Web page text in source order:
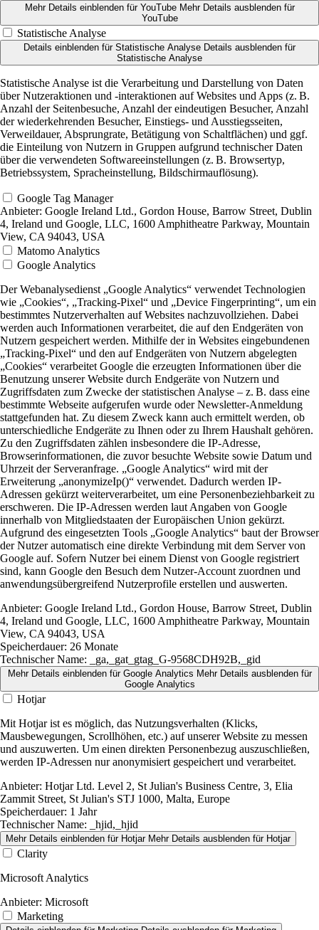
Mehr Details einblendenfür YouTube Mehr Details ausblendenfür
YouTube
Statistische Analyse
Details einblenden für Statistische Analyse Details ausblenden für
Statistische Analyse
Statistische Analyse ist die Verarbeitung und Darstellung von Daten
über Nutzeraktionen und -interaktionen auf Websites und Apps (z. B.
Anzahl der Seitenbesuche, Anzahl der eindeutigen Besucher, Anzahl
der wiederkehrenden Besucher, Einstiegs- und Ausstiegsseiten,
Verweildauer, Absprungrate, Betätigung von Schaltflächen) und ggf.
die Einteilung von Nutzern in Gruppen aufgrund technischer Daten
über die verwendeten Softwareeinstellungen (z. B. Browsertyp,
Betriebssystem, Spracheinstellung, Bildschirmauflösung).
Google Tag Manager
Anbieter: Google Ireland Ltd., Gordon House, Barrow Street, Dublin
4, Ireland und Google, LLC, 1600 Amphitheatre Parkway, Mountain
View, CA 94043, USA
Matomo Analytics
Google Analytics
Der Webanalysedienst „Google Analytics“ verwendet Technologien
wie „Cookies“, „Tracking-Pixel“ und „Device Fingerprinting“, um ein
bestimmtes Nutzerverhalten auf Websites nachzuvollziehen. Dabei
werden auch Informationen verarbeitet, die auf den Endgeräten von
Nutzern gespeichert werden. Mithilfe der in Websites eingebundenen
„Tracking-Pixel“ und den auf Endgeräten von Nutzern abgelegten
„Cookies“ verarbeitet Google die erzeugten Informationen über die
Benutzung unserer Website durch Endgeräte von Nutzern und
Zugriffsdaten zum Zwecke der statistischen Analyse – z. B. dass eine
bestimmte Webseite aufgerufen wurde oder Newsletter-Anmeldung
stattgefunden hat. Zu diesem Zweck kann auch ermittelt werden, ob
unterschiedliche Endgeräte zu Ihnen oder zu Ihrem Haushalt gehören.
Zu den Zugriffsdaten zählen insbesondere die IP-Adresse,
Browserinformationen, die zuvor besuchte Website sowie Datum und
Uhrzeit der Serveranfrage. „Google Analytics“ wird mit der
Erweiterung „anonymizeIp()“ verwendet. Dadurch werden IP-
Adressen gekürzt weiterverarbeitet, um eine Personenbeziehbarkeit zu
erschweren. Die IP-Adressen werden laut Angaben von Google
innerhalb von Mitgliedstaaten der Europäischen Union gekürzt.
Aufgrund des eingesetzten Tools „Google Analytics“ baut der Browser
der Nutzer automatisch eine direkte Verbindung mit dem Server von
Google auf. Sofern Nutzer bei einem Dienst von Google registriert
sind, kann Google den Besuch dem Nutzer-Account zuordnen und
anwendungsübergreifend Nutzerprofile erstellen und auswerten.
Anbieter: Google Ireland Ltd., Gordon House, Barrow Street, Dublin
4, Ireland und Google, LLC, 1600 Amphitheatre Parkway, Mountain
View, CA 94043, USA
Speicherdauer: 26 Monate
Technischer Name: _ga,_gat_gtag_G-9568CDH92B,_gid
Mehr Details einblendenfür Google Analytics Mehr Details ausblendenfür
Google Analytics
Hotjar
Mit Hotjar ist es möglich, das Nutzungsverhalten (Klicks,
Mausbewegungen, Scrollhöhen, etc.) auf unserer Website zu messen
und auszuwerten. Um einen direkten Personenbezug auszuschließen,
werden IP-Adressen nur anonymisiert gespeichert und verarbeitet.
Anbieter: Hotjar Ltd. Level 2, St Julian's Business Centre, 3, Elia
Zammit Street, St Julian's STJ 1000, Malta, Europe
Speicherdauer: 1 Jahr
Technischer Name: _hjid,_hjid
Mehr Details einblenden für Hotjar Mehr Details ausblenden für Hotjar
Clarity
Microsoft Analytics
Anbieter: Microsoft
Marketing